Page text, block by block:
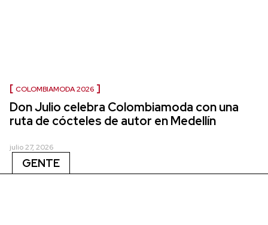
COLOMBIAMODA 2026
Don Julio celebra Colombiamoda con una
ruta de cócteles de autor en Medellín
julio 27, 2026
GENTE